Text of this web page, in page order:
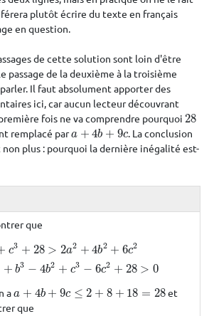
plutôt écrire du texte en français
en question.
de cette solution sont loin d'être
passage de la deuxième à la troisième
Il faut absolument apporter des
ici, car aucun lecteur découvrant
fois ne va comprendre pourquoi 28
28
remplacé para + 4b + 9c
a+4b+9 c
. La conclusion
plus : pourquoi la dernière inégalité est-
que
c3 + 28 > 2a2 + 4b2 + 6c2
+ b3 − 4b2 + c3 − 6c2 + 28 > 0
> + +6 3 +
aa + 4b + 9c ≤ 2 + 8 + 18 = 28
a+4b+9 c≤ 2+8+18 =28
et
que